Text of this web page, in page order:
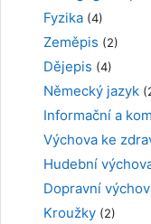
Fyzika (4)
Zeměpis (2)
Dějepis (4)
Německý jazyk
Informační a
Výchova ke
Hudební
Dopravní
Kroužky (2)